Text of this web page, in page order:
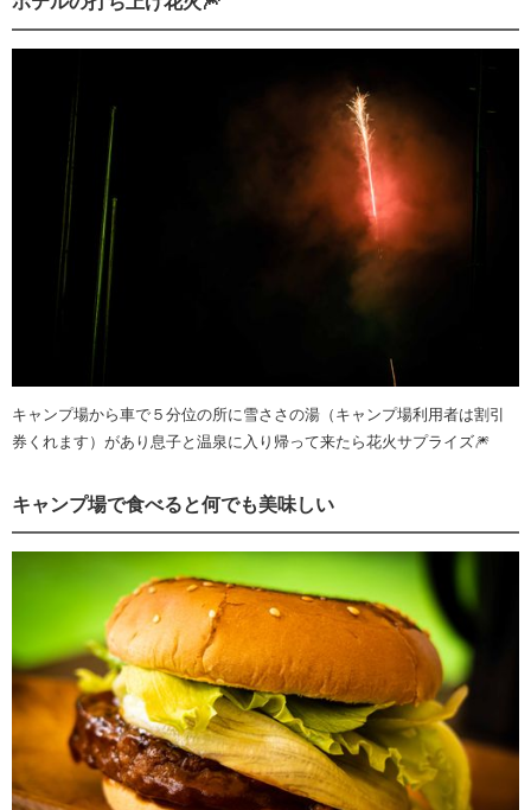
キャンプ場から車で５分位の所に雪ささの湯（キャンプ場利用者は割引
券くれます）があり息子と温泉に入り帰って来たら花火サプライズ🎆
キャンプ場で食べると何でも美味しい